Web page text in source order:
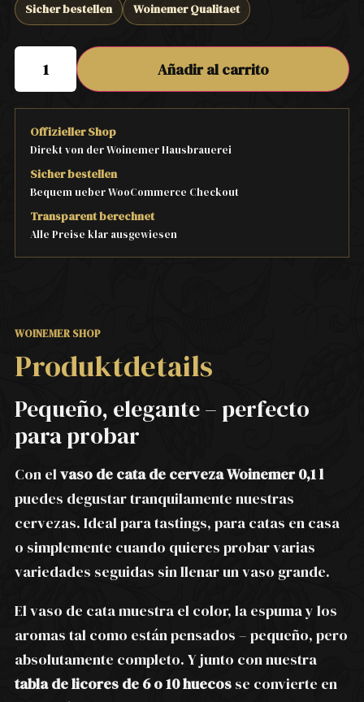
Sicher bestellen
Woinemer Qualitaet
Añadir al carrito
Offizieller Shop
Direkt von der Woinemer Hausbrauerei
Sicher bestellen
Bequem ueber WooCommerce Checkout
Transparent berechnet
Alle Preise klar ausgewiesen
WOINEMER SHOP
Produktdetails
Pequeño, elegante – perfecto
para probar
Con elvaso de cata de cerveza Woinemer 0,1 l
puedes degustar tranquilamente nuestras
cervezas. Ideal para tastings, para catas en casa
o simplemente cuando quieres probar varias
variedades seguidas sin llenar un vaso grande.
El vaso de cata muestra el color, la espuma y los
aromas tal como están pensados – pequeño, pero
absolutamente completo. Y junto con nuestra
tabla de licores de 6 o 10 huecos se convierte en